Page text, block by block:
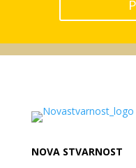
NOVA STVARNOST